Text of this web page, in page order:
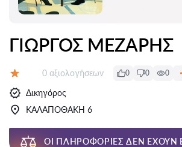
ΓΙΩΡΓΟΣ ΜΕΖΑΡΗΣ
Αξιολογήσεις:
0 αξιολογήσεων 0 0 0
Δικηγόρος
ΚΑΛΑΠΟΘΑΚΗ 6
ΟΙ ΠΛΗΡΟΦΟΡΊΕΣ ΔΕΝ ΈΧΟΥΝ